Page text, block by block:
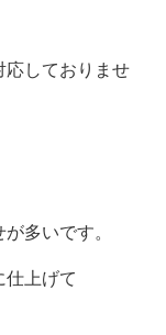
しておりませ
多いです。
上げて